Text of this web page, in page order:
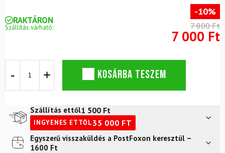
RAKTÁRON
Szállítás várható:
-10%
7 800 Ft
7 000 Ft
SALOMON
Pack
Fehér/Fekete
mennyiség
KOSÁRBA TESZEM
Szállítás ettől1 500 Ft
INGYENES ETTŐL35 000 FT
Futár a címre2 400
Egyszerű visszaküldés a PostFoxon keresztül –
1600 Ft